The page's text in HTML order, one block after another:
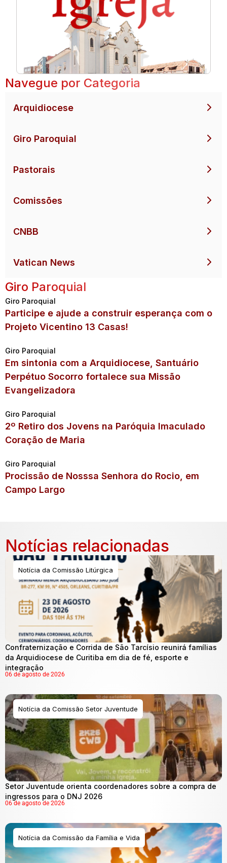
Navegue por Categoria
Arquidiocese
Giro Paroquial
Pastorais
Comissões
CNBB
Vatican News
Giro Paroquial
Giro Paroquial
Participe e ajude a construir esperança com o
Projeto Vicentino 13 Casas!
Giro Paroquial
Em sintonia com a Arquidiocese, Santuário
Perpétuo Socorro fortalece sua Missão
Evangelizadora
Giro Paroquial
2º Retiro dos Jovens na Paróquia Imaculado
Coração de Maria
Giro Paroquial
Procissão de Nosssa Senhora do Rocio, em
Campo Largo
Notícias relacionadas
Notícia da Comissão Litúrgica
Confraternização e Corrida de São Tarcísio reunirá famílias
da Arquidiocese de Curitiba em dia de fé, esporte e
integração
06 de agosto de 2026
Notícia da Comissão Setor Juventude
Setor Juventude orienta coordenadores sobre a compra de
ingressos para o DNJ 2026
06 de agosto de 2026
Notícia da Comissão da Família e Vida